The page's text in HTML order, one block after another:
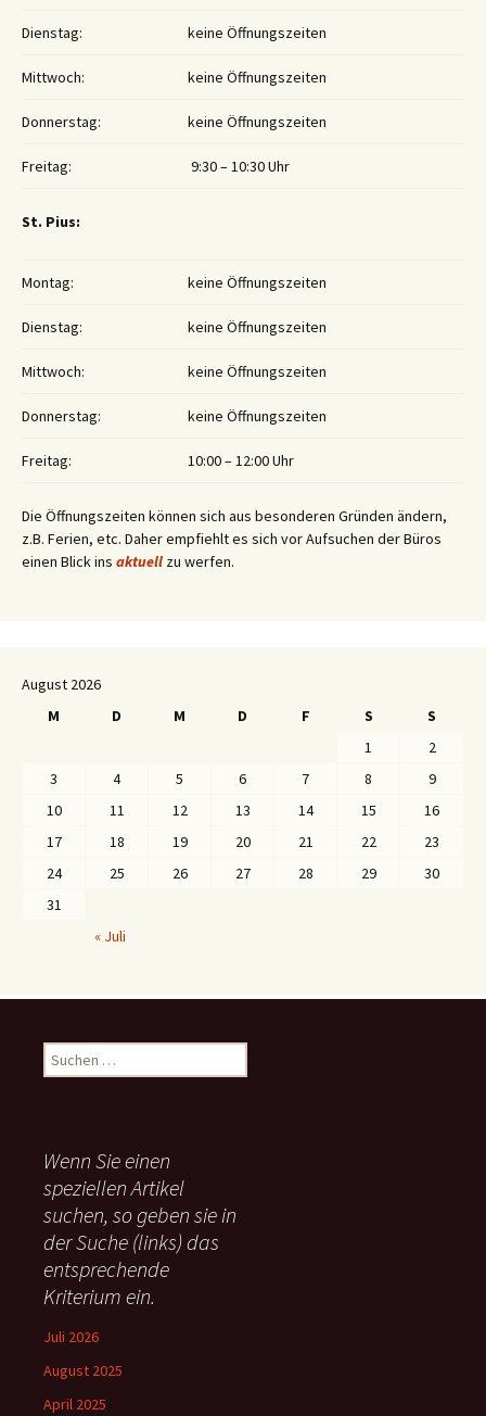
Dienstag: keine Öffnungszeiten
Mittwoch: keine Öffnungszeiten
Donnerstag: keine Öffnungszeiten
Freitag: 9:30 – 10:30 Uhr
St. Pius:
Montag: keine Öffnungszeiten
Dienstag: keine Öffnungszeiten
Mittwoch: keine Öffnungszeiten
Donnerstag: keine Öffnungszeiten
Freitag: 10:00 – 12:00 Uhr
Die Öffnungszeiten können sich aus besonderen Gründen ändern,
z.B. Ferien, etc. Daher empfiehlt es sich vor Aufsuchen der Büros
einen Blick ins aktuell zu werfen.
August 2026
M
D M D F S
S
1
2
3
4 5 6 7 8
9
10
11 12 13 14 15
16
17
18 19 20 21 22
23
24
25 26 27 28 29
30
31
« Juli
u
n
n
a
c
:
Wenn Sie einen
speziellen Artikel
suchen, so geben sie in
der Suche (links) das
entsprechende
Kriterium ein.
Juli 2026
August 2025
April 2025